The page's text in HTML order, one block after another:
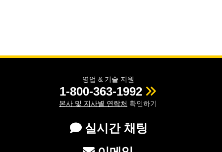
영업 & 기술 지원
1-800-363-1992
본사 및 지사별 연락처 확인하기
실시간 채팅